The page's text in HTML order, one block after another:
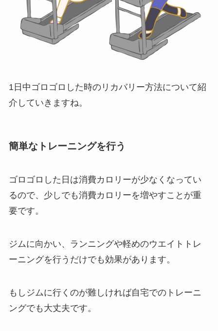
1日中ゴロゴロした時のリカバリー方法について紹
介していきますね。
簡単なトレーニングを行う
ゴロゴロした日は消費カロリーが少なくなってい
るので、少しでも消費カロリーを増やすことが重
要です。
ジムに向かい、ランニングや軽めのウエイトトレ
ーニングを行うだけでも効果があります。
もしジムに行くのが難しければ自宅でのトレーニ
ングでも大丈夫です。